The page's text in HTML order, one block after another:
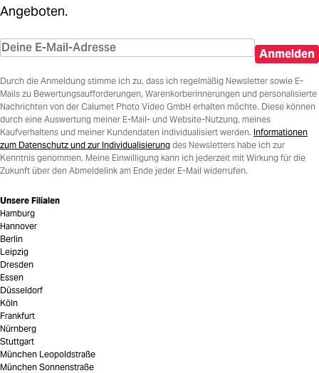
Angeboten.
Anmelden
Durch die Anmeldung stimme ich zu, dass ich regelmäßig Newsletter sowie E-
Mails zu Bewertungsaufforderungen, Warenkorberinnerungen und personalisierte
Nachrichten von der Calumet Photo Video GmbH erhalten möchte. Diese können
durch eine Auswertung meiner E-Mail- und Website-Nutzung, meines
Kaufverhaltens und meiner Kundendaten individualisiert werden. Informationen
zum Datenschutz und zur Individualisierung des Newsletters habe ich zur
Kenntnis genommen. Meine Einwilligung kann ich jederzeit mit Wirkung für die
Zukunft über den Abmeldelink am Ende jeder E-Mail widerrufen.
Unsere Filialen
Hamburg
Hannover
Berlin
Leipzig
Dresden
Essen
Düsseldorf
Köln
Frankfurt
Nürnberg
Stuttgart
München Leopoldstraße
München Sonnenstraße